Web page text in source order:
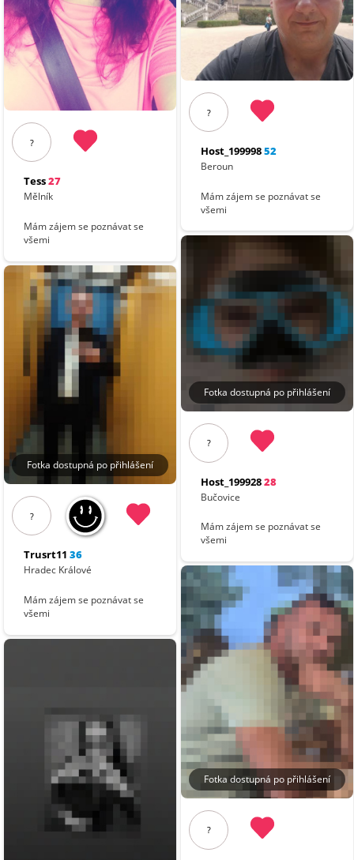
?
Tess27
Mělník
Mám zájem se poznávat se
všemi
Fotka dostupná po přihlášení
?
Trusrt11 36
Hradec Králové
Mám zájem se poznávat se
všemi
?
Host_19999852
Beroun
Mám zájem se poznávat se
všemi
Fotka dostupná po přihlášení
?
Host_19992828
Bučovice
Mám zájem se poznávat se
všemi
Fotka dostupná po přihlášení
?